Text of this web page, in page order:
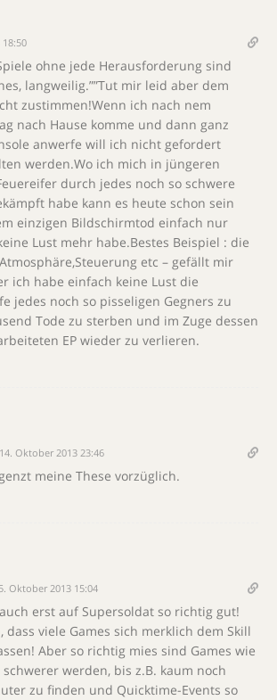
ohne jede Herausforderung sind
langweilig.””Tut mir leid aber dem
zustimmen!Wenn ich nach nem
nach Hause komme und dann ganz
anwerfe will ich nicht gefordert
werden.Wo ich mich in jüngeren
durch jedes noch so schwere
habe kann es heute schon sein
einzigen Bildschirmtod einfach nur
Lust mehr habe.Bestes Beispiel : die
etc – gefällt mir
ich habe einfach keine Lust die
jedes noch so pisseligen Gegners zu
Tode zu sterben und im Zuge dessen
EP wieder zu verlieren.
14. Oktober 2013 23:46
meine These vorzüglich.
Oktober 2013 15:04
erst auf Supersoldat so richtig gut!
dass viele Games sich merklich dem Skill
Aber so richtig mies sind Games wie
werden, bis z.B. kaum noch
zu finden und Quicktime-Events so